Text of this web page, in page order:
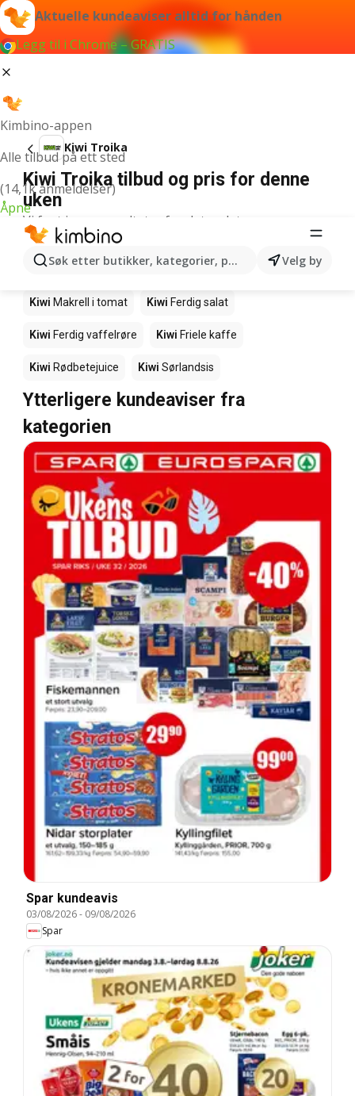
Aktuelle kundeaviser alltid for hånden
Legg til i Chrome – GRATIS
Kimbino-appen
Alle tilbud på ett sted
(14,1k anmeldelser)
Åpne
Søk etter butikker, kategorier, produkter...Velg by
Kiwi Troika
Kiwi Troika tilbud og pris for denne
uken
Vi fant ingen resultater for det ordet.
Andre produkter i butikkene Kiwi
Kiwi Fårikålkjøtt
Kiwi Makrell i tomat Kiwi Ferdig salat
Kiwi Ferdig vaffelrøre Kiwi Friele kaffe
Kiwi Rødbetejuice Kiwi Sørlandsis
Ytterligere kundeaviser fra
kategorien
Spar kundeavis
03/08/2026- 09/08/2026
Spar